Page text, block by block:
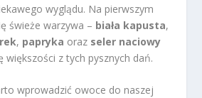
wyglądu. Na pierwszym
świeże warzywa – biała kapusta,
, papryka oraz seler naciowy
większości z tych pysznych dań.
wprowadzić owoce do naszej